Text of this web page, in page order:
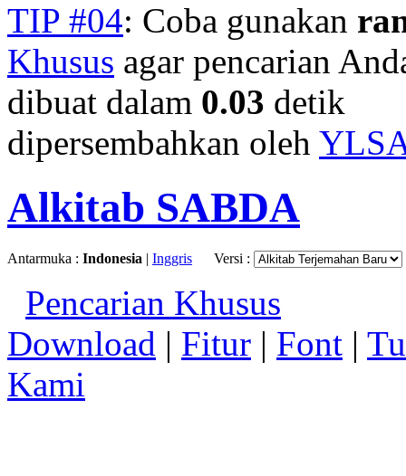
TIP #04: Coba gunakan
Khusus agar pencarian
dibuat dalam 0.03 detik
dipersembahkan oleh
Alkitab SABDA
Antarmuka : Indonesia | Inggris Versi :
Pencarian Khusus
Download | Fitur | Font |
Kami